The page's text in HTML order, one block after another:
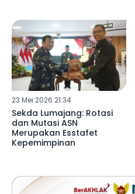
23 Mei 2026 21:34
Sekda Lumajang: Rotasi
dan Mutasi ASN
Merupakan Esstafet
Kepemimpinan